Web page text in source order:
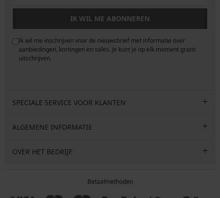
IK WIL ME ABONNEREN
Ik wil me inschrijven voor de nieuwsbrief met informatie over
aanbiedingen, kortingen en sales. Je kunt je op elk moment gratis
uitschrijven.
SPECIALE SERVICE VOOR KLANTEN
ALGEMENE INFORMATIE
OVER HET BEDRIJF
Betaalmethoden